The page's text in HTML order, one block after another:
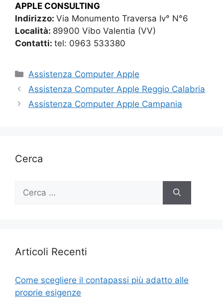
APPLE CONSULTING
Indirizzo: Via Monumento Traversa Iv° N°6
Località: 89900 Vibo Valentia (VV)
Contatti: tel: 0963 533380
Categorie
Assistenza Computer Apple
Assistenza Computer Apple Reggio Calabria
Assistenza Computer Apple Campania
Cerca
per:
Articoli Recenti
Come scegliere il contapassi più adatto alle
proprie esigenze